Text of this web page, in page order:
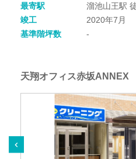
最寄駅
溜池山王駅
竣工
2020年7月
基準階坪数
-
天翔オフィス赤坂ANNEX